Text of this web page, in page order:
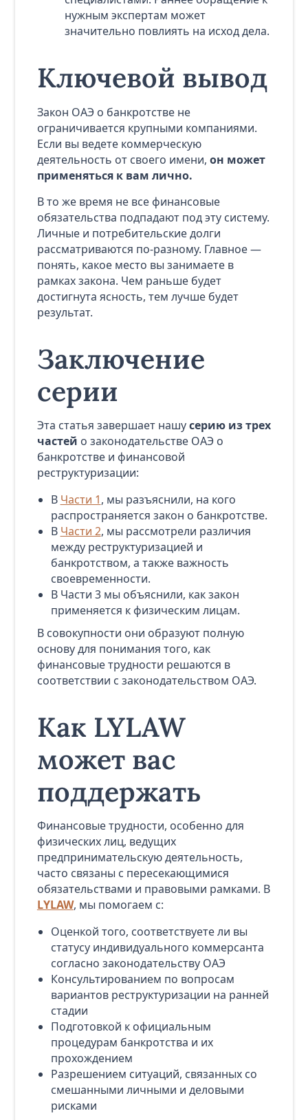
нужным экспертам может
значительно повлиять на исход дела.
Ключевой вывод
Закон ОАЭ о банкротстве не
ограничивается крупными компаниями.
Если вы ведете коммерческую
деятельность от своего имени, он может
применяться к вам лично.
В то же время не все финансовые
обязательства подпадают под эту систему.
Личные и потребительские долги
рассматриваются по-разному. Главное —
понять, какое место вы занимаете в
рамках закона. Чем раньше будет
достигнута ясность, тем лучше будет
результат.
Заключение
серии
Эта статья завершает нашусерию из трех
частей о законодательстве ОАЭ о
банкротстве и финансовой
реструктуризации:
В Части 1, мы разъяснили, на кого
распространяется закон о банкротстве.
В Части 2, мы рассмотрели различия
между реструктуризацией и
банкротством, а также важность
своевременности.
В Части 3 мы объяснили, как закон
применяется к физическим лицам.
В совокупности они образуют полную
основу для понимания того, как
финансовые трудности решаются в
соответствии с законодательством ОАЭ.
Как LYLAW
может вас
поддержать
Финансовые трудности, особенно для
физических лиц, ведущих
предпринимательскую деятельность,
часто связаны с пересекающимися
обязательствами и правовыми рамками. В
LYLAW, мы помогаем с:
Оценкой того, соответствуете ли вы
статусу индивидуального коммерсанта
согласно законодательству ОАЭ
Консультированием по вопросам
вариантов реструктуризации на ранней
стадии
Подготовкой к официальным
процедурам банкротства и их
прохождением
Разрешением ситуаций, связанных со
смешанными личными и деловыми
рисками